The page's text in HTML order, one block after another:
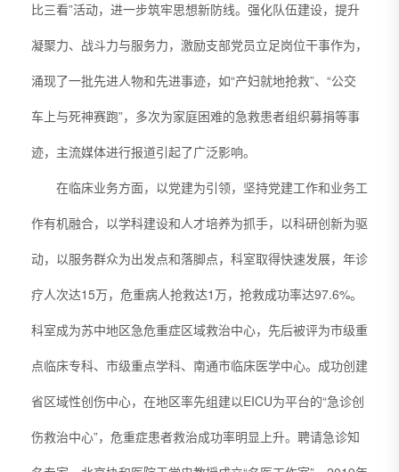
比三看”活动，进一步筑牢思想新防线。强化队伍建设，提升
凝聚力、战斗力与服务力，激励支部党员立足岗位干事作为，
涌现了一批先进人物和先进事迹，如“产妇就地抢救”、“公交
车上与死神赛跑”，多次为家庭困难的急救患者组织募捐等事
迹，主流媒体进行报道引起了广泛影响。
在临床业务方面，以党建为引领，坚持党建工作和业务工
作有机融合，以学科建设和人才培养为抓手，以科研创新为驱
动，以服务群众为出发点和落脚点，科室取得快速发展，年诊
疗人次达15万，危重病人抢救达1万，抢救成功率达97.6%。
科室成为苏中地区急危重症区域救治中心，先后被评为市级重
点临床专科、市级重点学科、南通市临床医学中心。成功创建
省区域性创伤中心，在地区率先组建以EICU为平台的“急诊创
伤救治中心”，危重症患者救治成功率明显上升。聘请急诊知